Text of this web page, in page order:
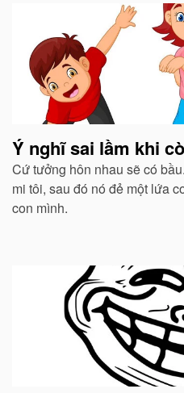
Ý nghĩ sai lầm khi
Cứ tưởng hôn nhau sẽ có
mi tôi, sau đó nó đẻ một lứa
con mình.